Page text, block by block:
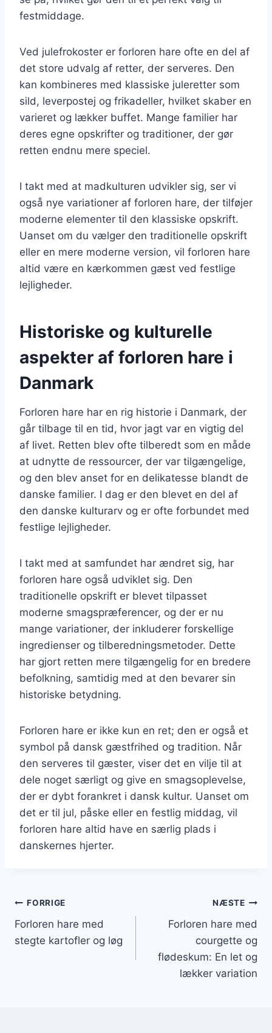
festmiddage.
Ved julefrokoster er forloren hare ofte en del af
det store udvalg af retter, der serveres. Den
kan kombineres med klassiske juleretter som
sild, leverpostej og frikadeller, hvilket skaber en
varieret og lækker buffet. Mange familier har
deres egne opskrifter og traditioner, der gør
retten endnu mere speciel.
I takt med at madkulturen udvikler sig, ser vi
også nye variationer af forloren hare, der tilføjer
moderne elementer til den klassiske opskrift.
Uanset om du vælger den traditionelle opskrift
eller en mere moderne version, vil forloren hare
altid være en kærkommen gæst ved festlige
lejligheder.
Historiske og kulturelle
aspekter af forloren hare i
Danmark
Forloren hare har en rig historie i Danmark, der
går tilbage til en tid, hvor jagt var en vigtig del
af livet. Retten blev ofte tilberedt som en måde
at udnytte de ressourcer, der var tilgængelige,
og den blev anset for en delikatesse blandt de
danske familier. I dag er den blevet en del af
den danske kulturarv og er ofte forbundet med
festlige lejligheder.
I takt med at samfundet har ændret sig, har
forloren hare også udviklet sig. Den
traditionelle opskrift er blevet tilpasset
moderne smagspræferencer, og der er nu
mange variationer, der inkluderer forskellige
ingredienser og tilberedningsmetoder. Dette
har gjort retten mere tilgængelig for en bredere
befolkning, samtidig med at den bevarer sin
historiske betydning.
Forloren hare er ikke kun en ret; den er også et
symbol på dansk gæstfrihed og tradition. Når
den serveres til gæster, viser det en vilje til at
dele noget særligt og give en smagsoplevelse,
der er dybt forankret i dansk kultur. Uanset om
det er til jul, påske eller en festlig middag, vil
forloren hare altid have en særlig plads i
danskernes hjerter.
Indlægsnavigation
FORRIGE
Forloren hare med
stegte kartofler og løg
NÆSTE
Forloren hare med
courgette og
flødeskum: En let og
lækker variation